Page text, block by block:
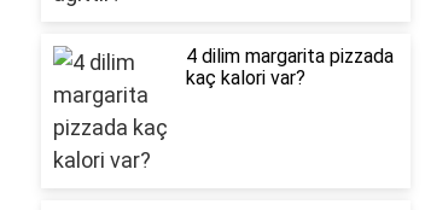
4 dilim margarita pizzada
kaç kalori var?